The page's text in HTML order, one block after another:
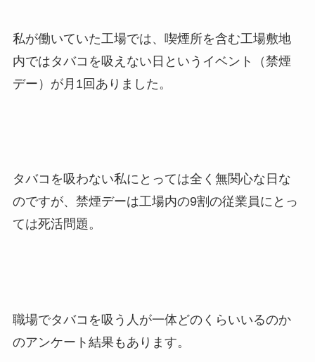
私が働いていた工場では、喫煙所を含む工場敷地
内ではタバコを吸えない日というイベント（禁煙
デー）が月1回ありました。
タバコを吸わない私にとっては全く無関心な日な
のですが、 禁煙デーは工場内の9割の従業員にとっ
ては死活問題。
職場でタバコを吸う人が一体どのくらいいるのか
のアンケート結果もあります。